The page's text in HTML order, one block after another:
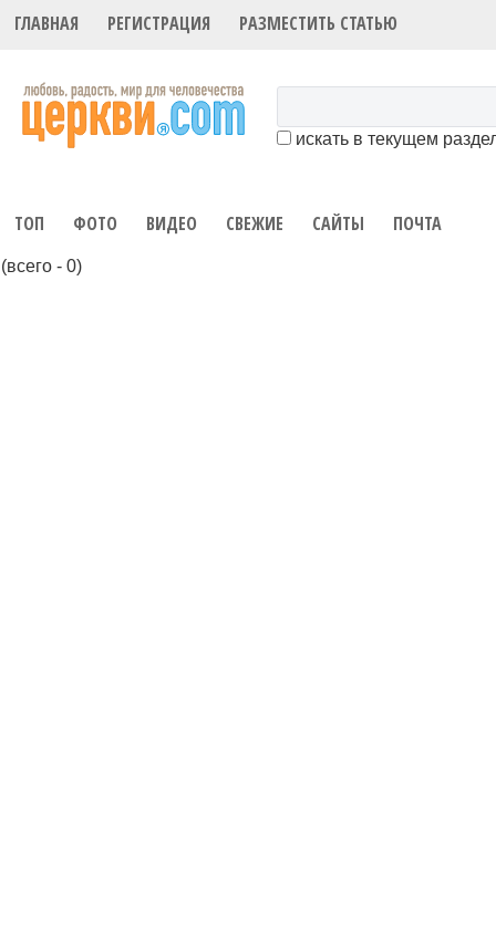
ГЛАВНАЯ РЕГИСТРАЦИЯ РАЗМЕСТИТЬ СТАТЬЮ
искать в текущем
ТОП ФОТО ВИДЕО СВЕЖИЕ САЙТЫ ПОЧТА
(всего - 0)